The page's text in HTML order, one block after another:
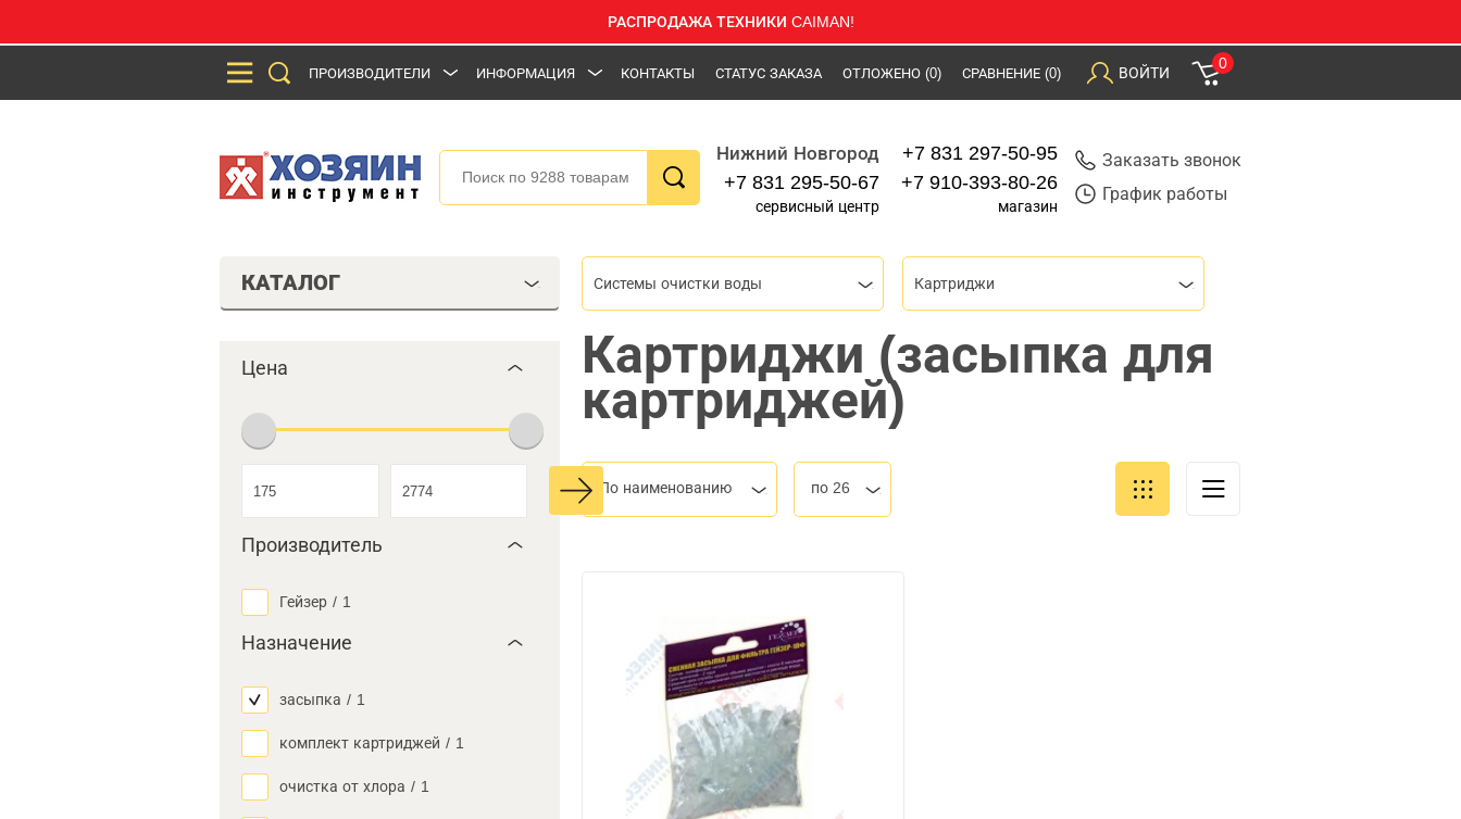
РАСПРОДАЖА ТЕХНИКИ CAIMAN!
ПРОИЗВОДИТЕЛИ ИНФОРМАЦИЯ КОНТАКТЫ СТАТУС ЗАКАЗА ОТЛОЖЕНО (0) СРАВНЕНИЕ (0) ВОЙТИ
0
Нижний Новгород
+7 831 295-50-67
сервисный центр
+7 831 297-50-95
+7 910-393-80-26
магазин
Заказать звонок
График работы
КАТАЛОГ
Цена
Производитель
Гейзер / 1
Назначение
засыпка / 1
комплект картриджей / 1
очистка от хлора / 1
Системы очистки воды Картриджи
Картриджи (засыпка для
картриджей)
По наименованию по 26